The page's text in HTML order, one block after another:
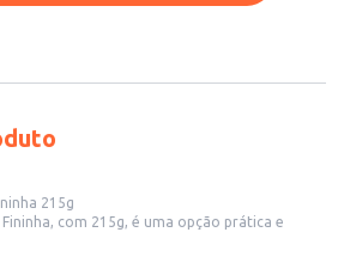
215g
com 215g, é uma opção prática e
no preparo, a linguiça defumada é perfeita